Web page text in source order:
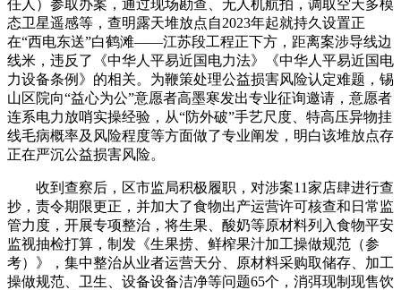
任人）参取办案，通过现场勘查、无人机航拍，调取空天多模
态卫星遥感等，查明露天堆放点自2023年起就持久设置正
在“西电东送”白鹤滩——江苏段工程正下方，距离案涉导线边
线米，违反了《中华人平易近国电力法》《中华人平易近国电
力设备条例》的相关。为鞭策处理公益损害风险认定难题，锡
山区院向“益心为公”意愿者高墨寒发出专业征询邀请，意愿者
连系电力放哨实操经验，从“防外破”手艺尺度、特高压异物挂
线毛病概率及风险程度等方面做了专业阐发，明白该堆放点存
正在严沉公益损害风险。
收到查察后，区市监局积极履职，对涉案11家店肆进行查
抄，责令期限更正，并加大了食物出产运营许可核查和日常监
管力度，开展专项整治，将生果、酸奶等原材料列入食物平安
监视抽检打算，制发《生果捞、鲜榨果汁加工操做规范（参
考）》，集中整治从业者运营天分、原材料采购取储存、加工
操做规范、卫生、设备设备洁净等问题65个，消弭现制现售饮